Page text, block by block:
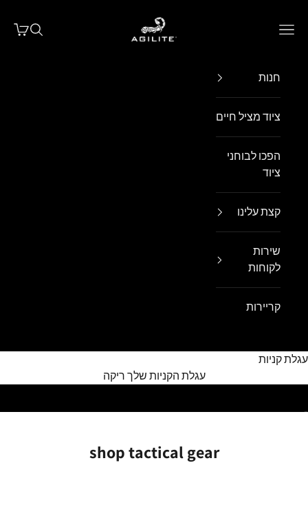
Agilite Israel פתח תפריט ניווט פתחפתח
חנות
ציוד מציל חיים
הפכו לבוחני
ציוד
קצת עלינו
שירות
לקוחות
קריירות
עגלת קניות
עגלת הקניות שלך ריקה
shop tactical gear